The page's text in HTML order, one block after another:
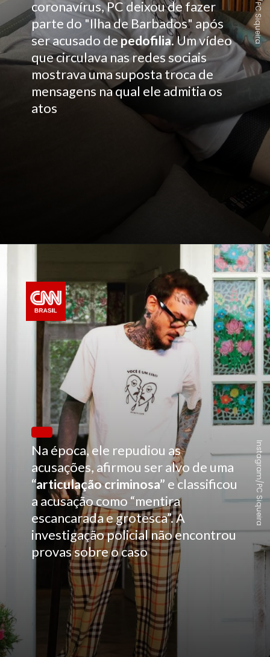
coronavírus, PC deixou de fazer
parte do "Ilha de Barbados" após
ser acusado depedofilia. Um vídeo
que circulava nas redes sociais
mostrava uma suposta troca de
mensagens na qual ele admitia os
atos
Na época, ele repudiou as
acusações, afirmou ser alvo de uma
“articulação criminosa” e classificou
a acusação como “mentira
escancarada e grotesca”. A
investigação policial não encontrou
provas sobre o caso
Instagram/PC Siqueira